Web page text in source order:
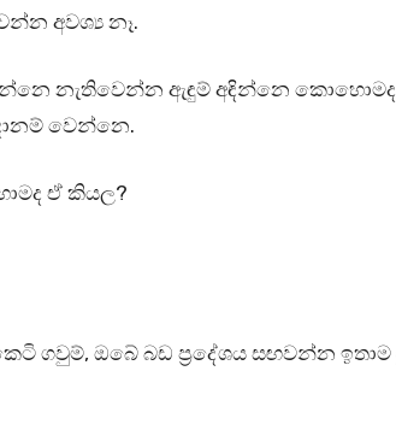
අවශ්‍ය නෑ.
නැතිවෙන්න ඇඳුම් අඳින්නෙ කොහොමද
වෙන්නෙ.
ඒ කියල?
ගවුම්, ඔබේ බඩ ප්‍රදේශය සඟවන්න ඉතාම